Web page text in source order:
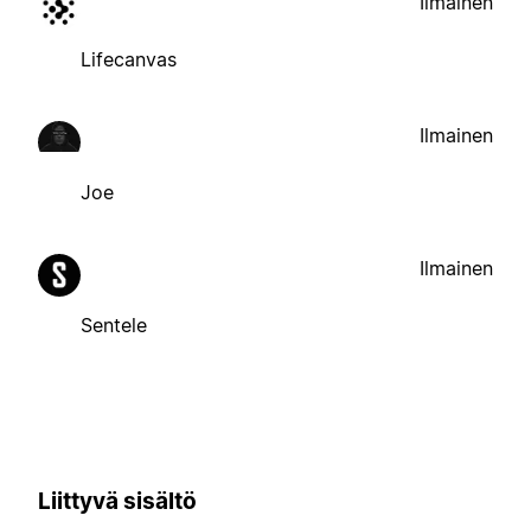
Lifecanvas
Joe
Ilmainen
Sentele
Ilmainen
Liittyvä sisältö